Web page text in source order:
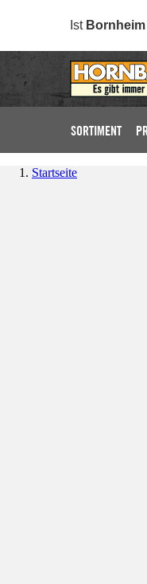
Ist
SORTIMENT
Startseite